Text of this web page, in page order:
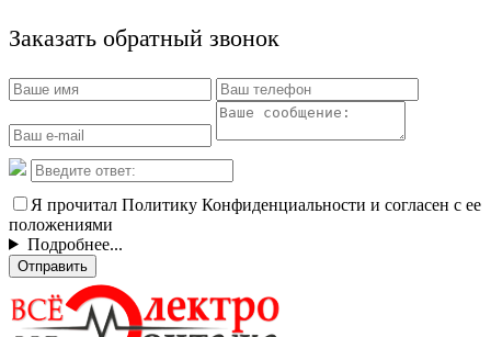
Заказать обратный звонок
Я прочитал Политику Конфиденциальности и согласен с ее
положениями
Подробнее...
Отправить